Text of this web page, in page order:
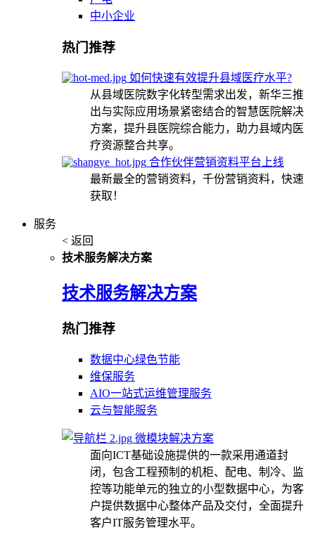
中小企业
热门推荐
如何快速有效提升县域医疗水平?
从县域医院数字化转型需求出发，新华三推
出与实际应用场景紧密结合的智慧医院解决
方案，提升县医院综合能力，助力县域内医
疗资源整合共享。
合作伙伴营销资料平台上线
最新最全的营销资料，千份营销资料，快速
获取！
服务
< 返回
技术服务解决方案
技术服务解决方案
热门推荐
数据中心绿色节能
维保服务
AIO一站式运维管理服务
云与智能服务
微模块解决方案
面向ICT基础设施提供的一款采用通道封
闭，包含工程预制的机柜、配电、制冷、监
控等功能单元的独立的小型数据中心，为客
户提供数据中心整体产品及交付，全面提升
客户IT服务管理水平。